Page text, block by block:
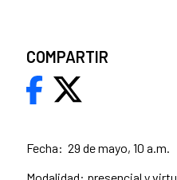
Fecha: 29 de mayo, 10 a.m.
COMPARTIR